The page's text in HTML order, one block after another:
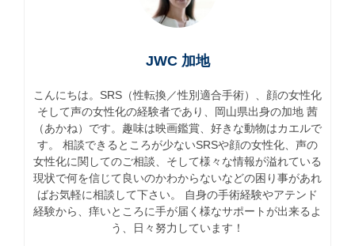
JWC 加地
こんにちは。SRS（性転換／性別適合手術）、顔の女性化
そして声の女性化の経験者であり、岡山県出身の加地 茜
（あかね）です。趣味は映画鑑賞、好きな動物はカエルで
す。 相談できるところが少ないSRSや顔の女性化、声の
女性化に関してのご相談、そして様々な情報が溢れている
現状で何を信じて良いのかわからないなどの困り事があれ
ばお気軽に相談して下さい。 自身の手術経験やアテンド
経験から、痒いところに手が届く様なサポートが出来るよ
う、日々努力しています！